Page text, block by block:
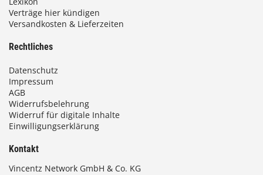
Verträge hier kündigen
Versandkosten & Lieferzeiten
Rechtliches
Datenschutz
Impressum
AGB
Widerrufsbelehrung
Widerruf für digitale Inhalte
Einwilligungserklärung
Kontakt
Vincentz Network GmbH & Co. KG